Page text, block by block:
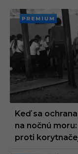
PREMI
UM
Keď sa
na nočnú
proti